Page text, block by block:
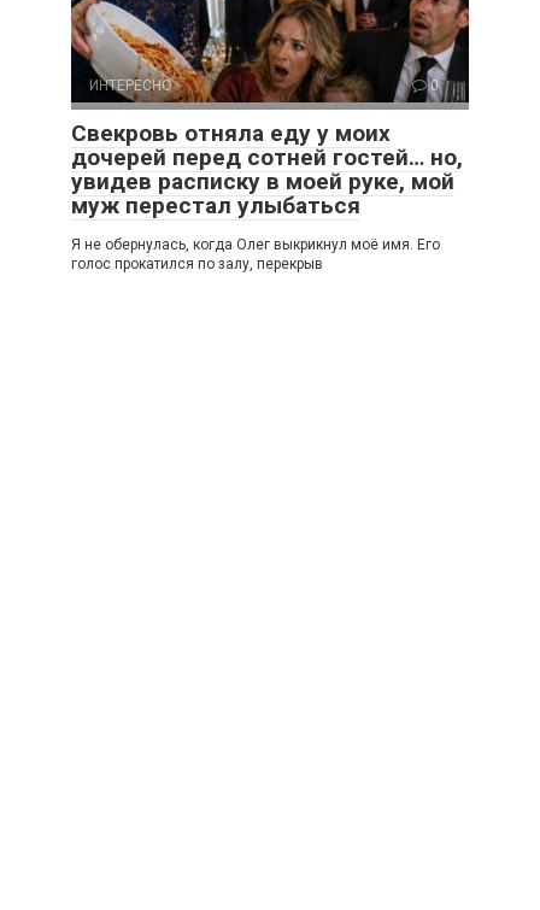
ИНТЕРЕСНО 0
Свекровь отняла еду у моих
дочерей перед сотней гостей… но,
увидев расписку в моей руке, мой
муж перестал улыбаться
Я не обернулась, когда Олег выкрикнул моё имя. Его
голос прокатился по залу, перекрыв